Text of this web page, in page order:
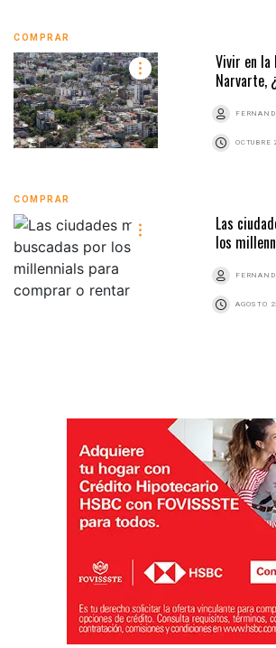
COMPRAR
Vivir en la
Narvarte,
OCTUBRE
COMPRAR
Las
los
AGOSTO